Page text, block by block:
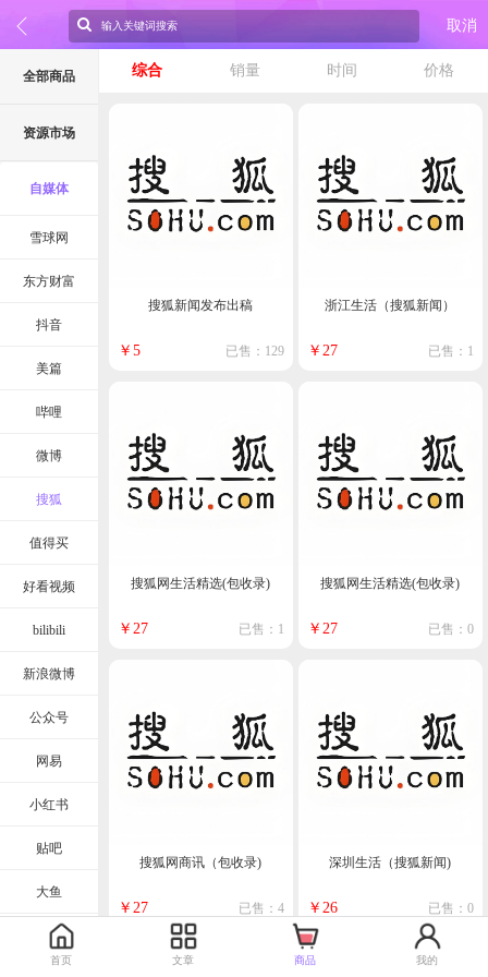
取消
首页 文章 商品 我的
全部商品
资源市场
自媒体
雪球网
东方财富
抖音
美篇
哔哩
微博
搜狐
值得买
好看视频
bilibili
新浪微博
公众号
网易
小红书
贴吧
大鱼
新浪新闻
综合 销量 时间 价格
搜狐新闻发布出稿
￥5 已售：129
浙江生活（搜狐新闻）
￥27 已售：1
搜狐网生活精选(包收录)
￥27 已售：1
搜狐网生活精选(包收录)
￥27 已售：0
搜狐网商讯（包收录)
￥27 已售：4
深圳生活（搜狐新闻)
￥26 已售：0